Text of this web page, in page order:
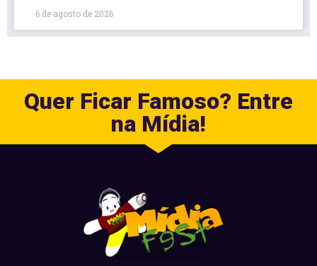
6 de agosto de 2026
Quer Ficar Famoso? Entre
na Mídia!